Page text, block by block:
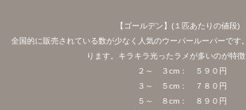
【ゴールデン】(１匹あたりの値段)
全国的に販売されている数が少なく人気のウーパールーパーです
ります。キラキラ光ったラメが多いのが特徴
２～ ３cm： ５９０円
３～ ５cm： ７８０円
５～ ８cm： ８９０円